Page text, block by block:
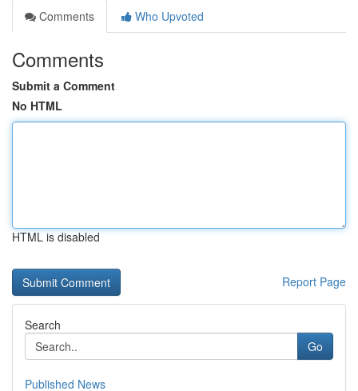
Comments
Who Upvoted
Comments
Submit a Comment
No HTML
HTML is disabled
Report Page
Search
Go
Published News